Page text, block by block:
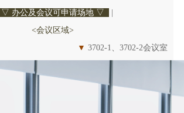
▽ 办公及会议可申请场地 ▽
<会议区域>
▼3702-1、3702-2会议室